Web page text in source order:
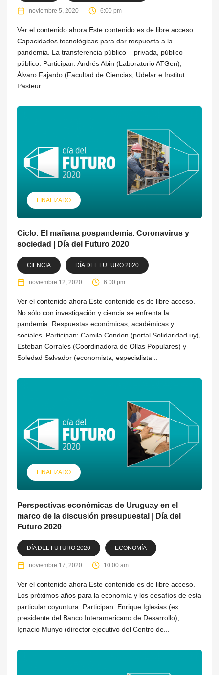
noviembre 5, 2020 6:00 pm
Ver el contenido ahora Este contenido es de libre acceso.
Capacidades tecnológicas para dar respuesta a la
pandemia. La transferencia público – privada, público –
público. Participan: Andrés Abin (Laboratorio ATGen),
Álvaro Fajardo (Facultad de Ciencias, Udelar e Institut
Pasteur...
FINALIZADO
Ciclo: El mañana pospandemia. Coronavirus y
sociedad | Día del Futuro 2020
CIENCIA DÍA DEL FUTURO 2020
noviembre 12, 2020 6:00 pm
Ver el contenido ahora Este contenido es de libre acceso.
No sólo con investigación y ciencia se enfrenta la
pandemia. Respuestas económicas, académicas y
sociales. Participan: Camila Condon (portal Solidaridad.uy),
Esteban Corrales (Coordinadora de Ollas Populares) y
Soledad Salvador (economista, especialista...
FINALIZADO
Perspectivas económicas de Uruguay en el
marco de la discusión presupuestal | Día del
Futuro 2020
DÍA DEL FUTURO 2020 ECONOMÍA
noviembre 17, 2020 10:00 am
Ver el contenido ahora Este contenido es de libre acceso.
Los próximos años para la economía y los desafíos de esta
particular coyuntura. Participan: Enrique Iglesias (ex
presidente del Banco Interamericano de Desarrollo),
Ignacio Munyo (director ejecutivo del Centro de...